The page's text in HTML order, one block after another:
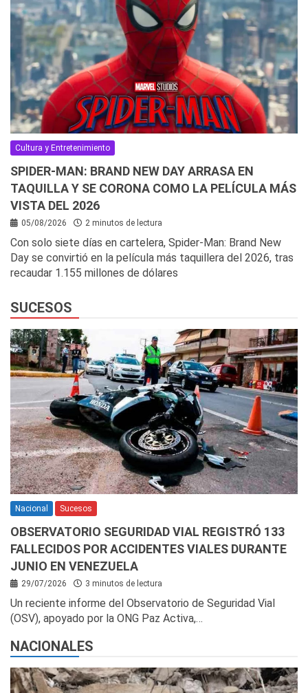
Cultura y Entretenimiento
SPIDER-MAN: BRAND NEW DAY ARRASA EN
TAQUILLA Y SE CORONA COMO LA PELÍCULA MÁS
VISTA DEL 2026
05/08/2026 2 minutos de lectura
Con solo siete días en cartelera, Spider-Man: Brand New
Day se convirtió en la película más taquillera del 2026, tras
recaudar 1.155 millones de dólares
SUCESOS
Nacional Sucesos
OBSERVATORIO SEGURIDAD VIAL REGISTRÓ 133
FALLECIDOS POR ACCIDENTES VIALES DURANTE
JUNIO EN VENEZUELA
29/07/2026 3 minutos de lectura
Un reciente informe del Observatorio de Seguridad Vial
(OSV), apoyado por la ONG Paz Activa,…
NACIONALES